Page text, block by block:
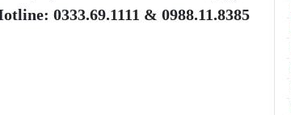
0333.69.1111 & 0988.11.8385